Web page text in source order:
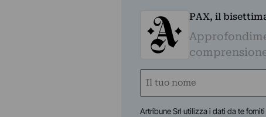
PAX, il
Nome
Artribune Srl utilizza i dati da te